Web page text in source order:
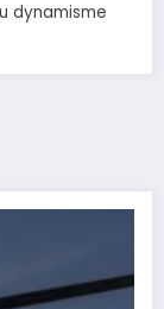
dynamisme